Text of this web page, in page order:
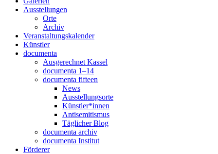
Ausstellungen
Orte
Archiv
Veranstaltungskalender
Künstler
documenta
Ausgerechnet Kassel
documenta 1–14
documenta fifteen
News
Ausstellungsorte
Künstler*innen
Antisemitismus
Täglicher Blog
documenta archiv
documenta Institut
Förderer